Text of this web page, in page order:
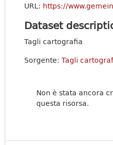
URL: https://www.gemeinde.meran.bz.it/it/
Dataset
Tagli cartografia
Sorgente: Tagli
Non è stata ancora
questa risorsa.